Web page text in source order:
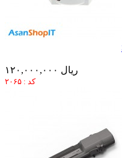
۱۲۰,۰۰۰,۰۰۰ ریال
کد : ۲۰۶۵